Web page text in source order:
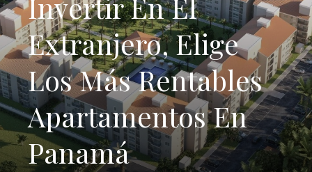
Invertir En El
Extranjero, Elige
Los Más Rentables
Apartamentos En
Panamá